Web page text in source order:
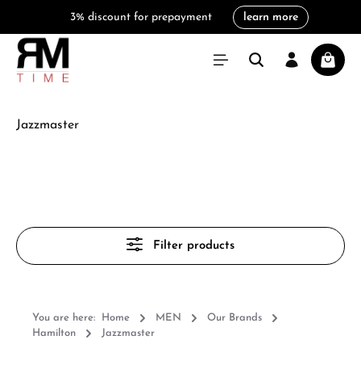
3% discount for prepayment learn more
Jazzmaster
Filter products
You are here: Home MEN
Our Brands
Hamilton
Jazzmaster